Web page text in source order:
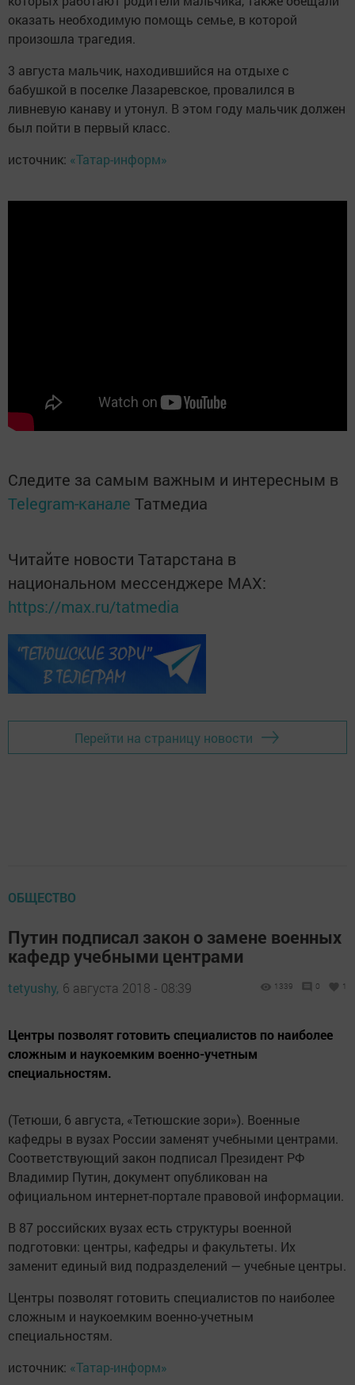
оказать необходимую помощь семье, в которой
произошла трагедия.
3 августа мальчик, находившийся на отдыхе с
бабушкой в поселке Лазаревское, провалился в
ливневую канаву и утонул. В этом году мальчик должен
был пойти в первый класс.
источник: «Татар-информ»
Следите за самым важным и интересным в
Telegram-канале Татмедиа
Читайте новости Татарстана в
национальном мессенджере MАХ:
https://max.ru/tatmedia
Перейти на страницу новости
ОБЩЕСТВО
Путин подписал закон о замене военных
кафедр учебными центрами
tetyushy, 6 августа 2018 - 08:39 1339 0 1
Центры позволят готовить специалистов по наиболее
сложным и наукоемким военно-учетным
специальностям.
(Тетюши, 6 августа, «Тетюшские зори»). Военные
кафедры в вузах России заменят учебными центрами.
Соответствующий закон подписал Президент РФ
Владимир Путин, документ опубликован на
официальном интернет-портале правовой информации.
В 87 российских вузах есть структуры военной
подготовки: центры, кафедры и факультеты. Их
заменит единый вид подразделений — учебные центры.
Центры позволят готовить специалистов по наиболее
сложным и наукоемким военно-учетным
специальностям.
источник: «Татар-информ»